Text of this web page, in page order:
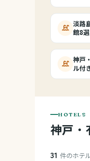
淡路
館8選
神戸
ル付
HOTELS
神戸・
31 件のホテ